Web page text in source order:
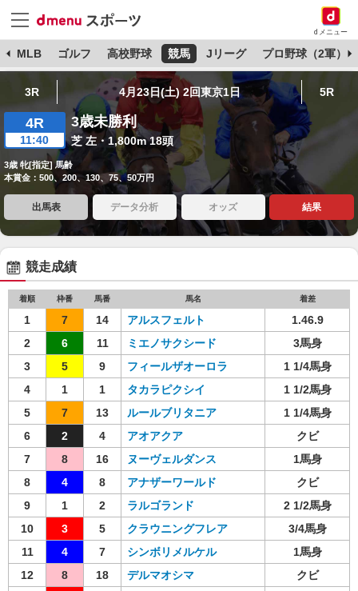
dメニュー
MLB ゴルフ 高校野球 競馬 Jリーグ プロ野球（2軍）
3R 4月23日(土) 2回東京1日 5R
4R
11:40
3歳未勝利
芝 左・1,800m 18頭
3歳 牝[指定] 馬齢
本賞金：500、200、130、75、50万円
出馬表 データ分析 オッズ 結果
競走成績
着順 枠番 馬番 馬名 着差
1 7 14 アルスフェルト
1.46.9
2
6 11 ミエノサクシード
3馬身
3
5 9 フィールザオーロラ
1 1/4馬身
4
1 1 タカラピクシイ
1 1/2馬身
5
7 13 ルールブリタニア
1 1/4馬身
6
2 4 アオアクア
クビ
7
8 16 ヌーヴェルダンス
1馬身
8
4 8 アナザーワールド
クビ
9
1 2 ラルゴランド
2 1/2馬身
10
3 5 クラウニングフレア
3/4馬身
11
4 7 シンボリメルケル
1馬身
12
8 18 デルマオシマ
クビ